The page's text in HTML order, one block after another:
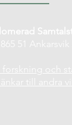
51 Ankarsvik
och
till andra